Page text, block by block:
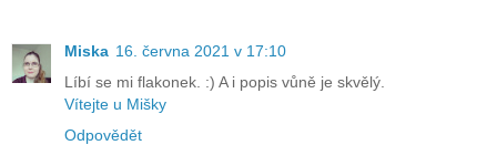
Miska 16. června 2021 v 17:10
Líbí se mi flakonek. :) A i popis vůně je skvělý.
Vítejte u Mišky
Odpovědět